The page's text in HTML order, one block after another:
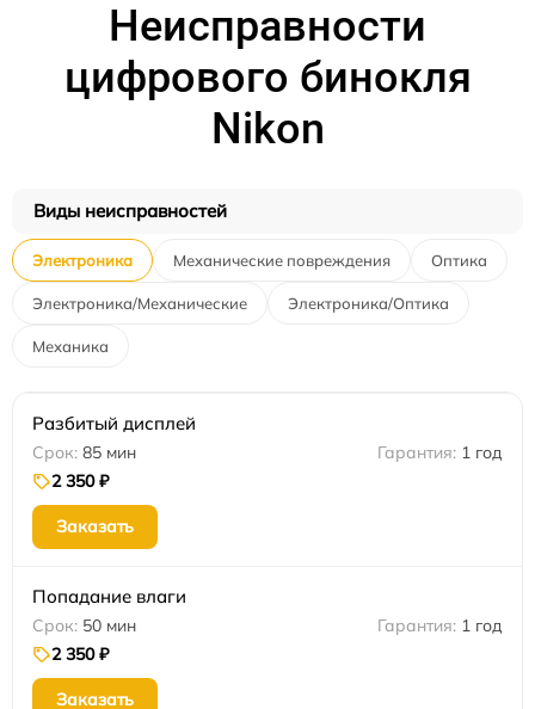
Неисправности
цифрового бинокля
Nikon
Виды неисправностей
Электроника Механические повреждения Оптика
Электроника/Механические Электроника/Оптика
Механика
Разбитый дисплей
85 мин
1 год
2 350 ₽
Заказать
Попадание влаги
50 мин
1 год
2 350 ₽
Заказать